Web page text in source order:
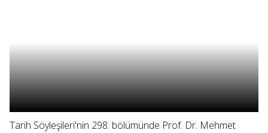
Tarih Söyleşileri'nin 298. bölümünde Prof. Dr. Mehmet